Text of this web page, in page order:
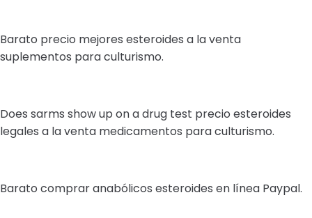
Barato precio mejores esteroides a la venta
suplementos para culturismo.
Does sarms show up on a drug test precio esteroides
legales a la venta medicamentos para culturismo.
Barato comprar anabólicos esteroides en línea Paypal.